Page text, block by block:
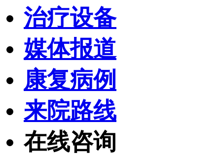
治疗设备
媒体报道
康复病例
来院路线
在线咨询